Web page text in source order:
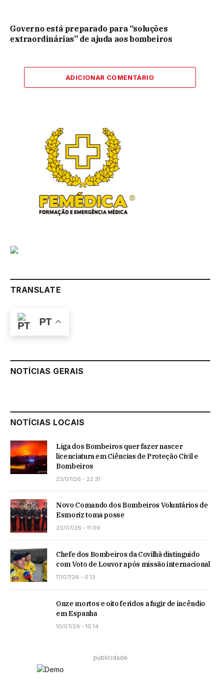
Governo está preparado para “soluções
extraordinárias” de ajuda aos bombeiros
ADICIONAR COMENTÁRIO
TRANSLATE
PT
NOTÍCIAS GERAIS
NOTÍCIAS LOCAIS
Liga dos Bombeiros quer fazer nascer
licenciatura em Ciências de Proteção Civil e
Bombeiros
23/07/26 - 22:31
Novo Comando dos Bombeiros Voluntários de
Esmoriz toma posse
20/07/26 - 11:09
Chefe dos Bombeiros da Covilhã distinguido
com Voto de Louvor após missão internacional
17/07/26 - 0:13
Onze mortos e oito feridos a fugir de incêndio
em Espanha
10/07/26 - 10:14
publicidade